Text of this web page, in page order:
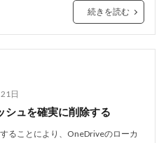
続きを読む
日
ュを確実に削除する
ることにより、OneDriveのローカ